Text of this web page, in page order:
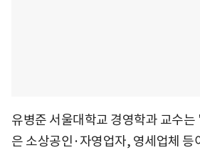
유병준 서울대학교 경영학과 교수
은 소상공인·자영업자, 영세업체 등